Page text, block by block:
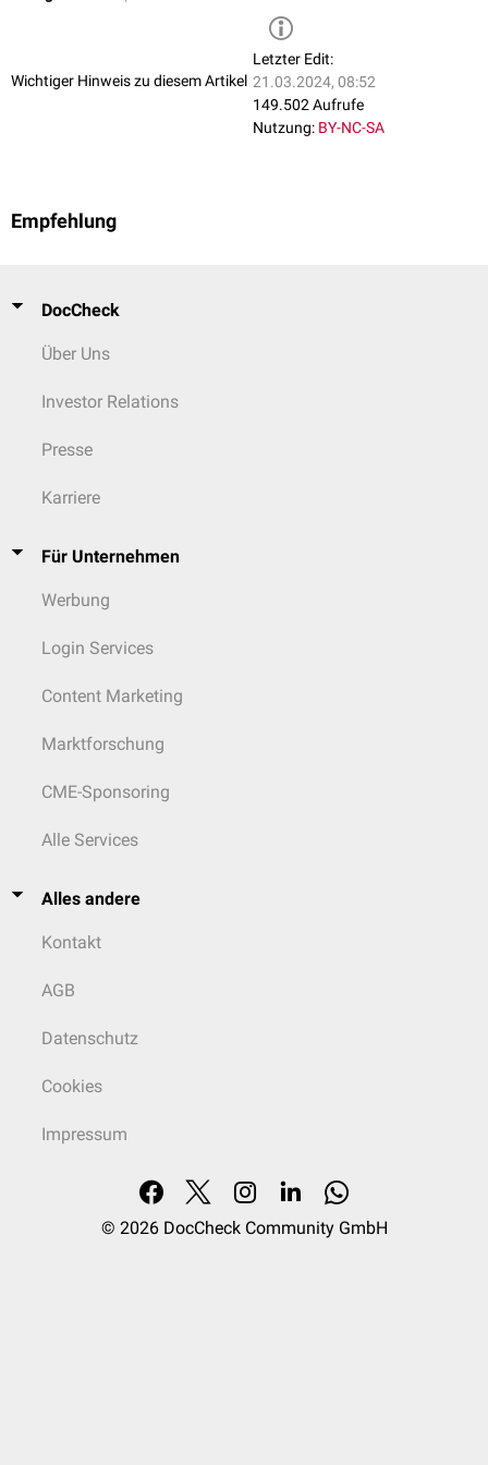
Wichtiger Hinweis zu diesem Artikel
Letzter Edit:
21.03.2024, 08:52
149.502 Aufrufe
Nutzung: BY-NC-SA
Empfehlung
DocCheck
Über Uns
Investor Relations
Presse
Karriere
Für Unternehmen
Werbung
Login Services
Content Marketing
Marktforschung
CME-Sponsoring
Alle Services
Alles andere
Kontakt
AGB
Datenschutz
Cookies
Impressum
© 2026 DocCheck Community GmbH